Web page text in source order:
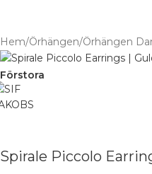
Hem/Örhängen/Örhängen
Förstora
Spirale Piccolo